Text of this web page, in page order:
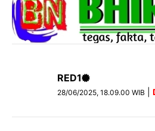
RED1
28/06/2025, 18.09.00 WIB